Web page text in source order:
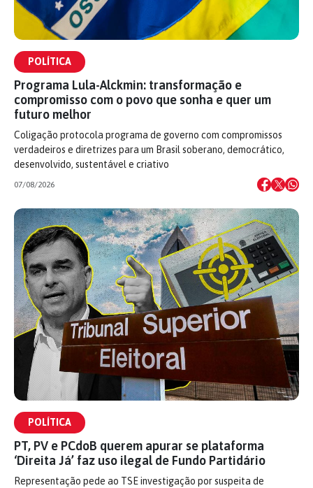
POLÍTICA
Programa Lula-Alckmin: transformação e
compromisso com o povo que sonha e quer um
futuro melhor
Coligação protocola programa de governo com compromissos
verdadeiros e diretrizes para um Brasil soberano, democrático,
desenvolvido, sustentável e criativo
07/08/2026
POLÍTICA
PT, PV e PCdoB querem apurar se plataforma
‘Direita Já’ faz uso ilegal de Fundo Partidário
Representação pede ao TSE investigação por suspeita de